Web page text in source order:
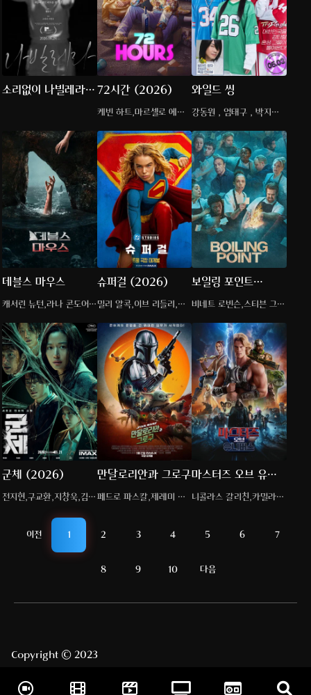
소리없이 나빌레라
72시간 (2026)
케빈 하트,마르셀로 에르
와일드 씽
강동원 , 엄태구 , 박지현 ,
데블스 마우스
캐서린 뉴턴,라나 콘도어,
슈퍼걸 (2026)
밀리 알콕,이브 리들리,마
보일링 포인트
(2023)
비네트 로빈슨,스티븐 그레
군체 (2026)
전지현,구교환,지창욱,김신
만달로리안과 그로구
페드로 파스칼,제레미 앨
마스터즈 오브 유니
버스 (2026)
니콜라스 갈리친,카밀라
이전
1 2 3 4 5 6 7
8 9 10 다음
Copyright © 2023